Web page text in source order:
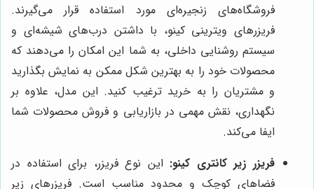
فروشگاه‌های زنجیره‌ای مورد استفاده قرار می‌گیرند.
فریزرهای ویترینی کینو، با داشتن درب‌های شیشه‌ای و
سیستم روشنایی داخلی، به شما این امکان را می‌دهند که
محصولات خود را به بهترین شکل ممکن به نمایش بگذارید
و مشتریان را به خرید ترغیب کنید. این مدل، علاوه بر
نگهداری، نقش مهمی در بازاریابی و فروش محصولات شما
ایفا می‌کند.
فریزر زیر کانتری کینو: این نوع فریزر، برای استفاده در
فضاهای کوچک و محدود مناسب است. فریزرهای زیر